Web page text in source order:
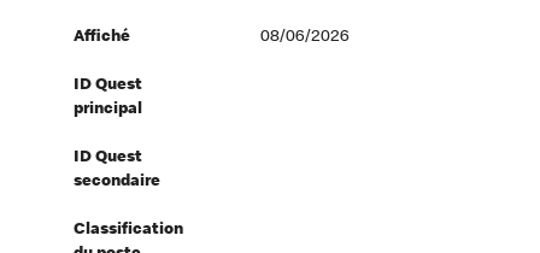
Affiché 08/06/2026
ID Quest
principal
ID Quest
secondaire
Classification